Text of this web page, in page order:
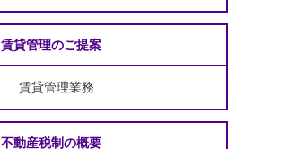
賃貸管理のご提案
賃貸管理業務
不動産税制の概要